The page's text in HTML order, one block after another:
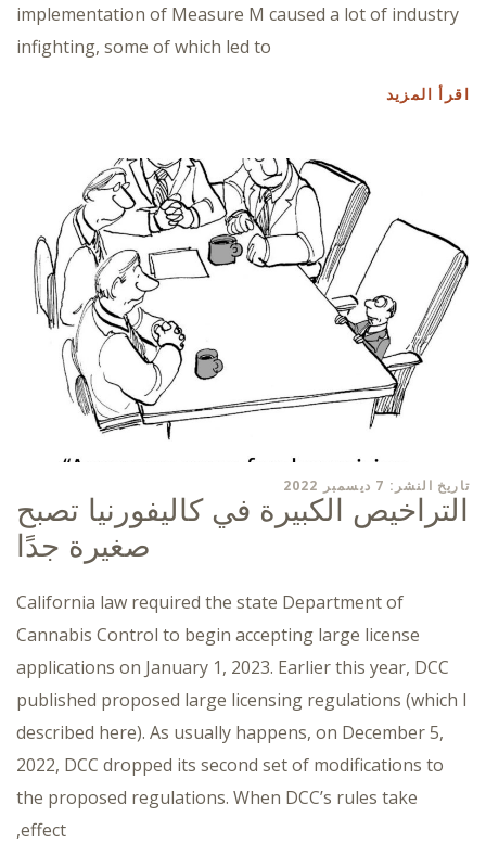
implementation of Measure M caused a lot of industry
infighting, some of which led to
اقرأ المزيد
تاريخ النشر: 7 ديسمبر 2022
التراخيص الكبيرة في كاليفورنيا تصبح
صغيرة جدًا
California law required the state Department of
Cannabis Control to begin accepting large license
applications on January 1, 2023. Earlier this year, DCC
published proposed large licensing regulations (which I
described here). As usually happens, on December 5,
2022, DCC dropped its second set of modifications to
the proposed regulations. When DCC’s rules take
effect,